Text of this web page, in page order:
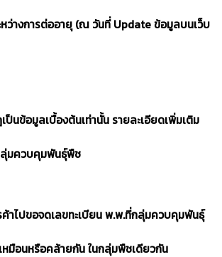
ว่างการต่ออายุ (ณ วันที่ Update ข้อมูลบนเว็บ
ป็นข้อมูลเบื้องต้นเท่านั้น รายละเอียดเพิ่มเติม
มควบคุมพันธุ์พืช
าไปขอจดเลขทะเบียน พ.พ.ที่กลุ่มควบคุมพันธุ์
มือนหรือคล้ายกัน ในกลุ่มพืชเดียวกัน